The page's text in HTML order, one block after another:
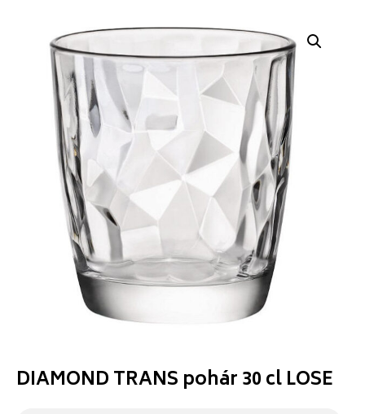
DIAMOND TRANS pohár 30 cl LOSE